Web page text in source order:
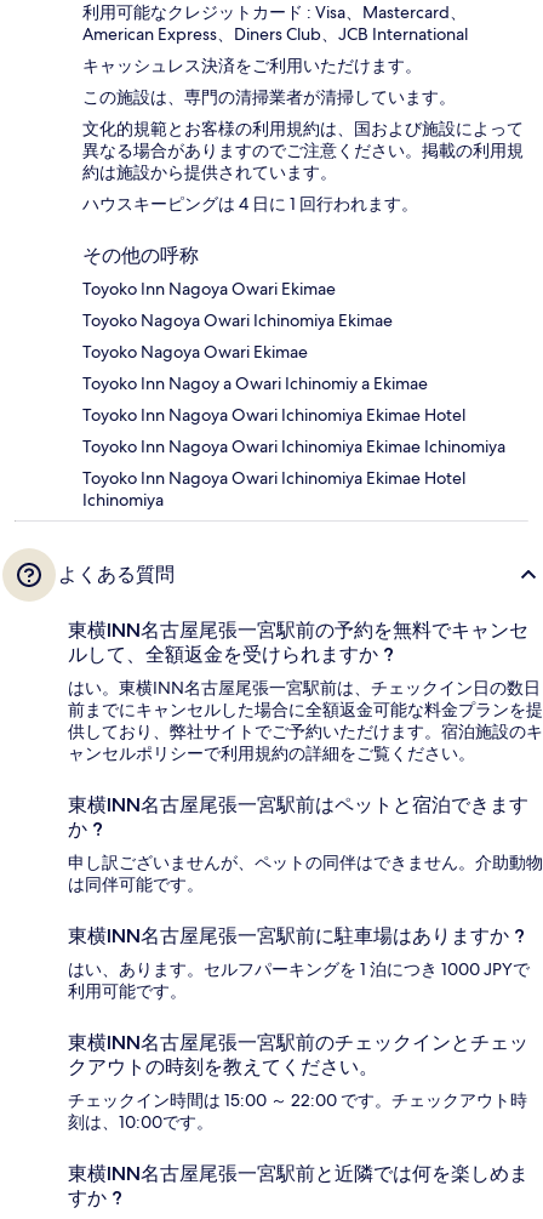
利用可能なクレジットカード : Visa、Mastercard、
American Express、Diners Club、JCB International
キャッシュレス決済をご利用いただけます。
この施設は、専門の清掃業者が清掃しています。
文化的規範とお客様の利用規約は、国および施設によって
異なる場合がありますのでご注意ください。掲載の利用規
約は施設から提供されています。
ハウスキーピングは 4 日に 1 回行われます。
その他の呼称
Toyoko Inn Nagoya Owari Ekimae
Toyoko Nagoya Owari Ichinomiya Ekimae
Toyoko Nagoya Owari Ekimae
Toyoko Inn Nagoy a Owari Ichinomiy a Ekimae
Toyoko Inn Nagoya Owari Ichinomiya Ekimae Hotel
Toyoko Inn Nagoya Owari Ichinomiya Ekimae Ichinomiya
Toyoko Inn Nagoya Owari Ichinomiya Ekimae Hotel
Ichinomiya
よくある質問
東横INN名古屋尾張一宮駅前の予約を無料でキャンセ
ルして、全額返金を受けられますか ?
はい。東横INN名古屋尾張一宮駅前は、チェックイン日の数日
前までにキャンセルした場合に全額返金可能な料金プランを提
供しており、弊社サイトでご予約いただけます。宿泊施設のキ
ャンセルポリシーで利用規約の詳細をご覧ください。
東横INN名古屋尾張一宮駅前はペットと宿泊できます
か ?
申し訳ございませんが、ペットの同伴はできません。介助動物
は同伴可能です。
東横INN名古屋尾張一宮駅前に駐車場はありますか ?
はい、あります。セルフパーキングを 1 泊につき 1000 JPYで
利用可能です。
東横INN名古屋尾張一宮駅前のチェックインとチェッ
クアウトの時刻を教えてください。
チェックイン時間は 15:00 ～ 22:00 です。チェックアウト時
刻は、10:00です。
東横INN名古屋尾張一宮駅前と近隣では何を楽しめま
すか ?